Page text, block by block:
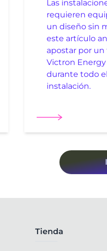
Las
requieren
un diseño sin
este artículo
apostar por
Victron
durante todo
instalación.
Tienda